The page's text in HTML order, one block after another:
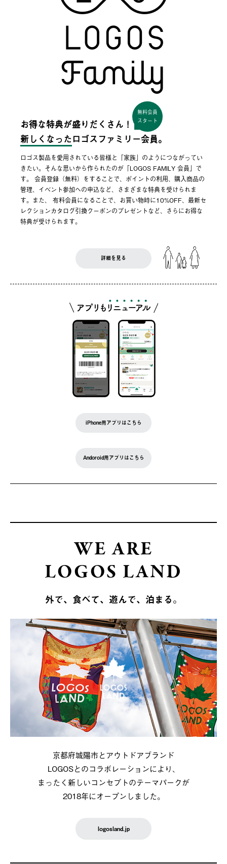
お得な特典が盛りだくさん！
無料会員
スタート
新しくなった ロゴスファミリー会員。
ロゴス製品を愛用されている皆様と「家族」のようにつながってい
きたい。そんな思いから作られたのが「LOGOS FAMILY 会員」で
す。 会員登録（無料）をすることで、ポイントの利用、購入商品の
管理、イベント参加への申込など、さまざまな特典を受けられま
す。また、 有料会員になることで、お買い物時に10%OFF、最新セ
レクションカタログ引換クーポンのプレゼントなど、さらにお得な
特典が受けられます。
詳細を見る
iPhone用アプリはこちら
Andoroid用アプリはこちら
WE ARE
LOGOS LAND
外で、食べて、遊んで、泊まる。
京都府城陽市とアウトドアブランド
LOGOSとのコラボレーションにより、
まったく新しいコンセプトのテーマパークが
2018年にオープンしました。
logosland.jp